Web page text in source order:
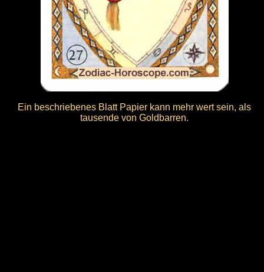
Ein beschriebenes Blatt Papier kann mehr wert sein, als
tausende von Goldbarren.